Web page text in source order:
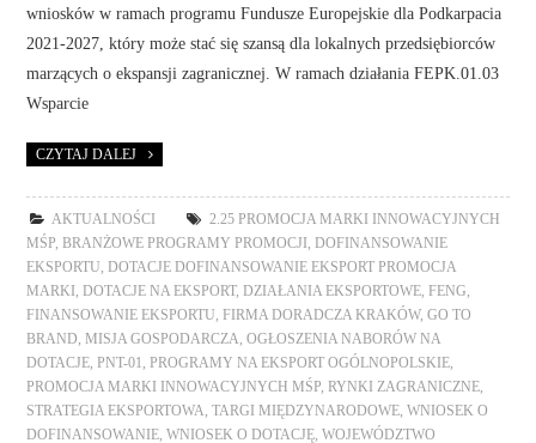
wniosków w ramach programu Fundusze Europejskie dla Podkarpacia
2021-2027, który może stać się szansą dla lokalnych przedsiębiorców
marzących o ekspansji zagranicznej. W ramach działania FEPK.01.03
Wsparcie
CZYTAJ DALEJ
AKTUALNOŚCI
2.25 PROMOCJA MARKI INNOWACYJNYCH
MŚP ,BRANŻOWE PROGRAMY PROMOCJI ,DOFINANSOWANIE
EKSPORTU ,DOTACJE DOFINANSOWANIE EKSPORT PROMOCJA
MARKI
,DOTACJE NA EKSPORT,DZIAŁANIA EKSPORTOWE ,FENG
FINANSOWANIE EKSPORTU ,FIRMA DORADCZA KRAKÓW,GO TO
BRAND ,MISJA GOSPODARCZA ,OGŁOSZENIA NABORÓW NA
DOTACJE ,PNT-01 ,PROGRAMY NA EKSPORT OGÓLNOPOLSKIE
PROMOCJA MARKI INNOWACYJNYCH MŚP ,RYNKI ZAGRANICZNE
STRATEGIA EKSPORTOWA ,TARGI MIĘDZYNARODOWE ,WNIOSEK O
DOFINANSOWANIE ,WNIOSEK O DOTACJĘ ,WOJEWÓDZTWO